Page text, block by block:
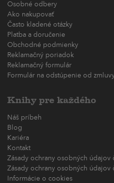
Osobné odbery
Ako nakupovať
Často kladené otázky
Platba a doručenie
Obchodné podmienky
Reklamačný poriadok
Reklamačný formulár
Formulár na odstúpenie od
Knihy pre každého
Náš príbeh
Blog
Kariéra
Kontakt
Zásady ochrany osobných údajov
Zásady ochrany osobných údajov
Informácie o cookies